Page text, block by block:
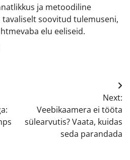
ja metoodiline
soovitud tulemuseni,
elu eeliseid.
Next:
Veebikaamera ei tööta
sülearvutis? Vaata, kuidas
seda parandada